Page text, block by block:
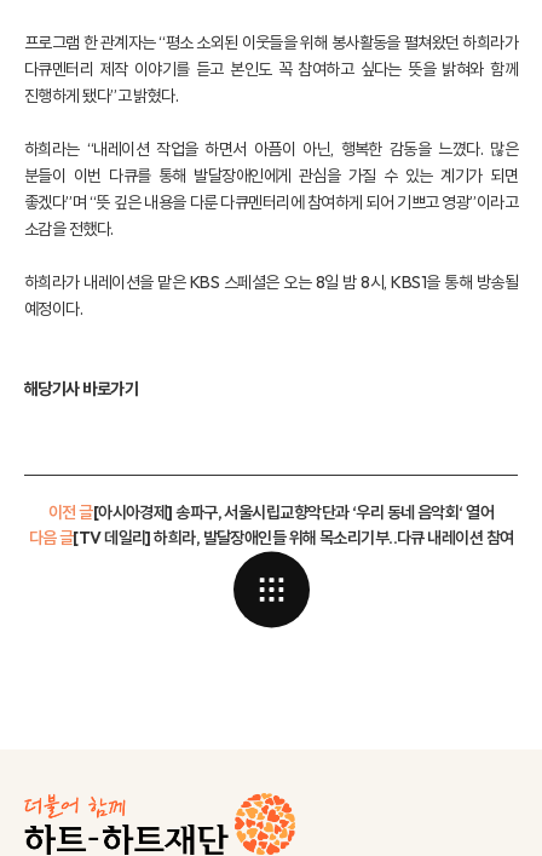
프로그램 한 관계자는 “평소 소외된 이웃들을 위해 봉사활동을 펼쳐왔던 하희라가
다큐멘터리 제작 이야기를 듣고 본인도 꼭 참여하고 싶다는 뜻을 밝혀와 함께
진행하게 됐다”고 밝혔다.
하희라는 “내레이션 작업을 하면서 아픔이 아닌, 행복한 감동을 느꼈다. 많은
분들이 이번 다큐를 통해 발달장애인에게 관심을 가질 수 있는 계기가 되면
좋겠다”며 “뜻 깊은 내용을 다룬 다큐멘터리에 참여하게 되어 기쁘고 영광”이라고
소감을 전했다.
하희라가 내레이션을 맡은 KBS 스페셜은 오는 8일 밤 8시, KBS1을 통해 방송될
예정이다.
해당기사 바로가기
이전 글[아시아경제] 송파구, 서울시립교향악단과 ‘우리 동네 음악회‘ 열어
[TV 데일리] 하희라, 발달장애인들 위해 목소리기부..다큐 내레이션 참여
다음 글